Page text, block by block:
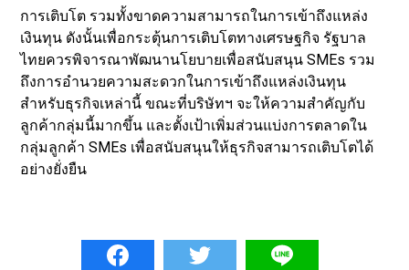
การเติบโต รวมทั้งขาดความสามารถในการเข้าถึงแหล่ง
เงินทุน ดังนั้นเพื่อกระตุ้นการเติบโตทางเศรษฐกิจ รัฐบาล
ไทยควรพิจารณาพัฒนานโยบายเพื่อสนับสนุน SMEs รวม
ถึงการอำนวยความสะดวกในการเข้าถึงแหล่งเงินทุน
สำหรับธุรกิจเหล่านี้ ขณะที่บริษัทฯ จะให้ความสำคัญกับ
ลูกค้ากลุ่มนี้มากขึ้น และตั้งเป้าเพิ่มส่วนแบ่งการตลาดใน
กลุ่มลูกค้า SMEs เพื่อสนับสนุนให้ธุรกิจสามารถเติบโตได้
อย่างยั่งยืน